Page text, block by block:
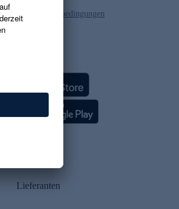
und die Gutscheinbedingungen
Lieferanten